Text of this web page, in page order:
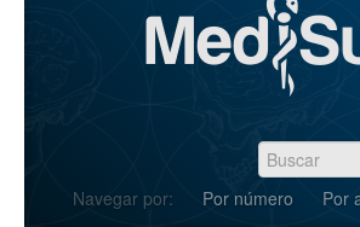
ActualNavegar por: Por número Por